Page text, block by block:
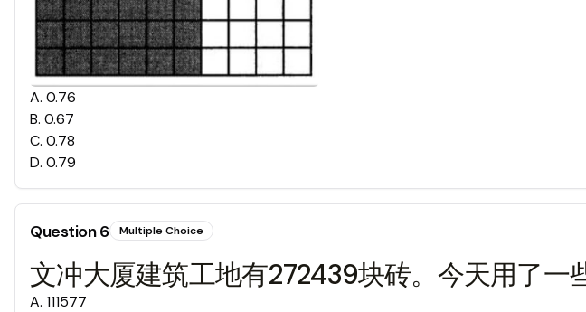
A. 0.76
B. 0.67
C. 0.78
D. 0.79
Question6 Multiple Choice
文冲大厦建筑工地有272439块砖。今天用了一
A. 111577